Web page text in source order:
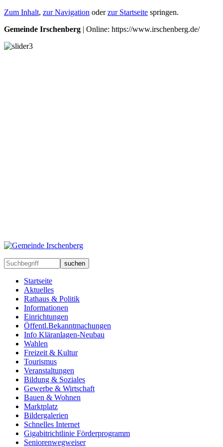
Zum Inhalt, zur Navigation oderzur Startseite springen.
Gemeinde Irschenberg | Online: https://www.irschenberg.de/
suchen
Startseite
Aktuelles
Rathaus & Politik
Informationen
Einrichtungen
Öffentl.Bekanntmachungen
Info Kläranlagen-Neubau
Wahlen
Freizeit & Kultur
Tourismus
Veranstaltungen
Bildung & Soziales
Gewerbe & Wirtschaft
Bauen & Wohnen
Marktplatz
Bildergalerien
Schnelles Internet
Gigabitrichtlinie Förderprogramm
Seniorenwegweiser